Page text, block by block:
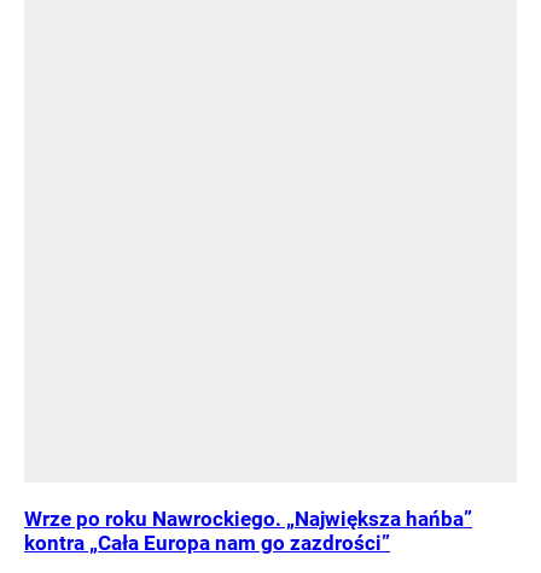
Wrze po roku Nawrockiego. „Największa hańba”
kontra „Cała Europa nam go zazdrości”